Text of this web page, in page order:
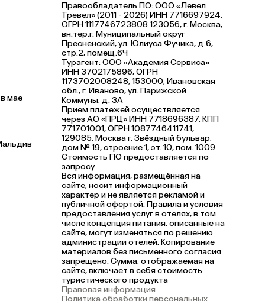
мае
Правообладатель ПО: ООО «Левел
Тревел» (2011 - 2026) ИНН 7716697924,
ОГРН 1117746723808 123056, г. Москва,
вн.тер.г. Муниципальный округ
Пресненский, ул. Юлиуса Фучика, д.6,
стр.2, помещ.6Ч
Турагент: ООО «Академия Сервиса»
ИНН 3702175896, ОГРН
1173702008248, 153000, Ивановская
обл., г. Иваново, ул. Парижской
Коммуны, д. ЗА
Прием платежей осуществляется
через АО «ПРЦ» ИНН 7718696387, КПП
771701001, ОГРН 1087746411741,
129085, Москва г, Звёздный бульвар,
дом № 19, строение 1, эт. 10, пом. 1009
Стоимость ПО предоставляется по
запросу
Вся информация, размещённая на
сайте, носит информационный
характер и не является рекламой и
публичной офертой. Правила и условия
предоставления услуг в отелях, в том
числе концепция питания, описанные на
сайте, могут изменяться по решению
администрации отелей. Копирование
материалов без письменного согласия
запрещено. Сумма, отображаемая на
сайте, включает в себя стоимость
туристического продукта
Правовая информация